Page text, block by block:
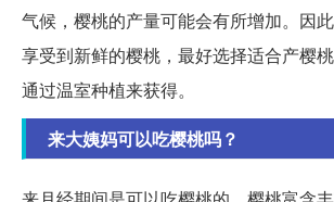
气候，樱桃的产量可能会有所增加。因
享受到新鲜的樱桃，最好选择适合产樱
通过温室种植来获得。
来大姨妈可以吃樱桃吗？